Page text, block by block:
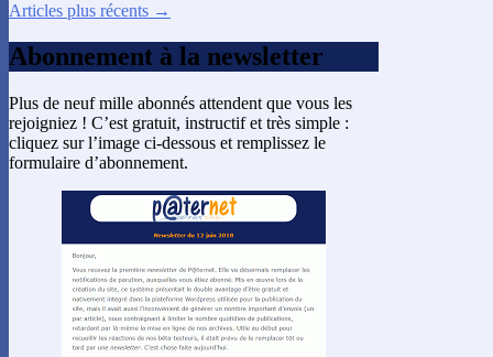
Articles plus récents →
Abonnement à la newsletter
Plus de neuf mille abonnés attendent que vous les
rejoigniez ! C’est gratuit, instructif et très simple :
cliquez sur l’image ci-dessous et remplissez le
formulaire d’abonnement.